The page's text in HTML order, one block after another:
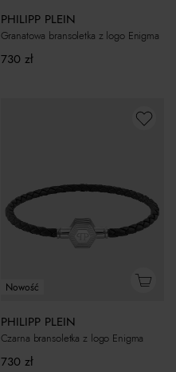
PHILIPP PLEIN
Granatowa bransoletka z logo Enigma
730 zł
Nowość
PHILIPP PLEIN
Czarna bransoletka z logo Enigma
730 zł